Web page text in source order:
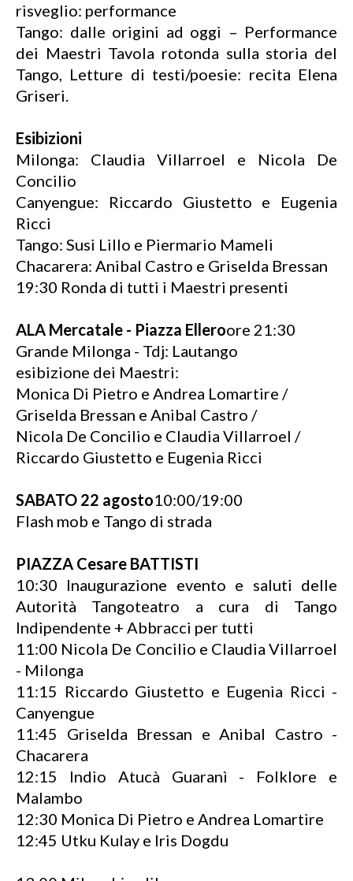
risveglio: performance
Tango: dalle origini ad oggi – Performance
dei Maestri Tavola rotonda sulla storia del
Tango, Letture di testi/poesie: recita Elena
Griseri.
Esibizioni
Milonga: Claudia Villarroel e Nicola De
Concilio
Canyengue: Riccardo Giustetto e Eugenia
Ricci
Tango: Susi Lillo e Piermario Mameli
Chacarera: Anibal Castro e Griselda Bressan
19:30 Ronda di tutti i Maestri presenti
ALA Mercatale - Piazza Elleroore 21:30
Grande Milonga - Tdj: Lautango
esibizione dei Maestri:
Monica Di Pietro e Andrea Lomartire /
Griselda Bressan e Anibal Castro /
Nicola De Concilio e Claudia Villarroel /
Riccardo Giustetto e Eugenia Ricci
SABATO 22 agosto10:00/19:00
Flash mob e Tango di strada
PIAZZA Cesare BATTISTI
10:30 Inaugurazione evento e saluti delle
Autorità Tangoteatro a cura di Tango
Indipendente + Abbracci per tutti
11:00 Nicola De Concilio e Claudia Villarroel
- Milonga
11:15 Riccardo Giustetto e Eugenia Ricci -
Canyengue
11:45 Griselda Bressan e Anibal Castro -
Chacarera
12:15 Indio Atucà Guaranì - Folklore e
Malambo
12:30 Monica Di Pietro e Andrea Lomartire
12:45 Utku Kulay e Iris Dogdu